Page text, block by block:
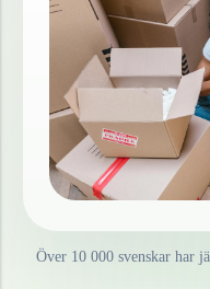
Över 10 000 svenskar har